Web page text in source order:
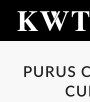
PURUS